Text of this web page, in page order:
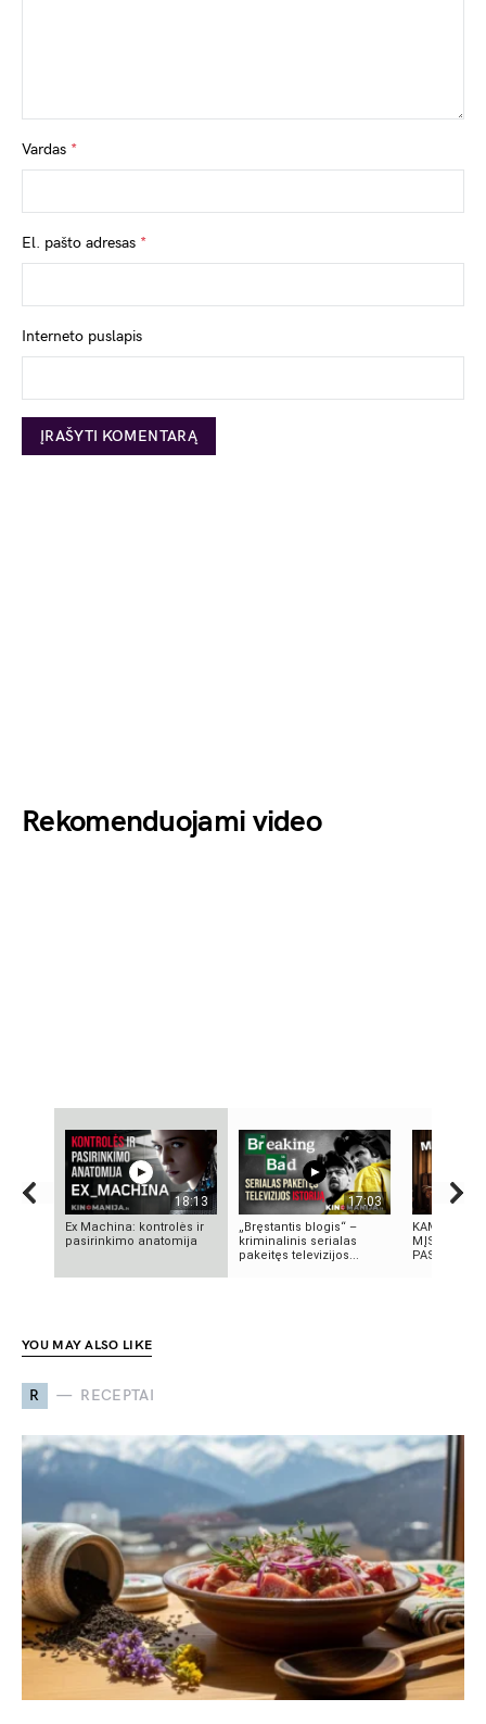
Vardas *
El. pašto adresas *
Interneto puslapis
Rekomenduojami video
18:13
Ex Machina: kontrolės ir
pasirinkimo anatomija
17:03
„Bręstantis blogis“ –
kriminalinis serialas
pakeitęs televizijos...
MĮSLINGA
PASLAPTIS
YOU MAY ALSO LIKE
R RECEPTAI